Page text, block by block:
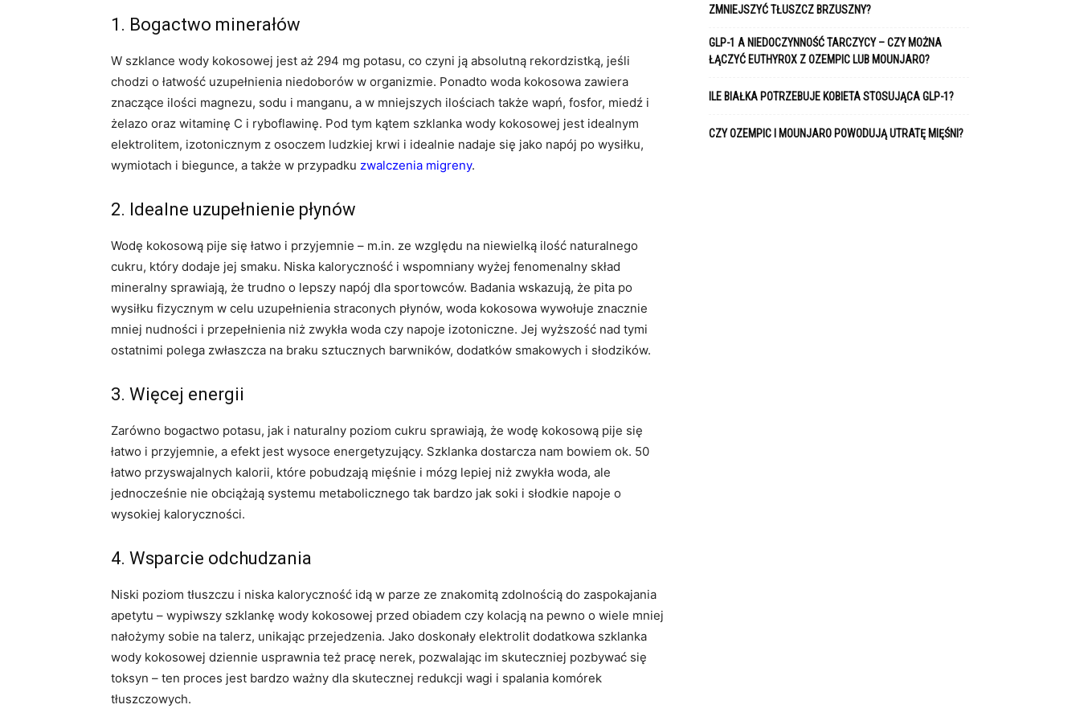
1. Bogactwo minerałów
W szklance wody kokosowej jest aż 294 mg potasu, co czyni ją absolutną rekordzistką, jeśli
chodzi o łatwość uzupełnienia niedoborów w organizmie. Ponadto woda kokosowa zawiera
znaczące ilości magnezu, sodu i manganu, a w mniejszych ilościach także wapń, fosfor, miedź i
żelazo oraz witaminę C i ryboflawinę. Pod tym kątem szklanka wody kokosowej jest idealnym
elektrolitem, izotonicznym z osoczem ludzkiej krwi i idealnie nadaje się jako napój po wysiłku,
wymiotach i biegunce, a także w przypadku zwalczenia migreny.
2. Idealne uzupełnienie płynów
Wodę kokosową pije się łatwo i przyjemnie – m.in. ze względu na niewielką ilość naturalnego
cukru, który dodaje jej smaku. Niska kaloryczność i wspomniany wyżej fenomenalny skład
mineralny sprawiają, że trudno o lepszy napój dla sportowców. Badania wskazują, że pita po
wysiłku fizycznym w celu uzupełnienia straconych płynów, woda kokosowa wywołuje znacznie
mniej nudności i przepełnienia niż zwykła woda czy napoje izotoniczne. Jej wyższość nad tymi
ostatnimi polega zwłaszcza na braku sztucznych barwników, dodatków smakowych i słodzików.
3. Więcej energii
Zarówno bogactwo potasu, jak i naturalny poziom cukru sprawiają, że wodę kokosową pije się
łatwo i przyjemnie, a efekt jest wysoce energetyzujący. Szklanka dostarcza nam bowiem ok. 50
łatwo przyswajalnych kalorii, które pobudzają mięśnie i mózg lepiej niż zwykła woda, ale
jednocześnie nie obciążają systemu metabolicznego tak bardzo jak soki i słodkie napoje o
wysokiej kaloryczności.
4. Wsparcie odchudzania
Niski poziom tłuszczu i niska kaloryczność idą w parze ze znakomitą zdolnością do zaspokajania
apetytu – wypiwszy szklankę wody kokosowej przed obiadem czy kolacją na pewno o wiele mniej
nałożymy sobie na talerz, unikając przejedzenia. Jako doskonały elektrolit dodatkowa szklanka
wody kokosowej dziennie usprawnia też pracę nerek, pozwalając im skuteczniej pozbywać się
toksyn – ten proces jest bardzo ważny dla skutecznej redukcji wagi i spalania komórek
tłuszczowych.
ZMNIEJSZYĆ TŁUSZCZ BRZUSZNY?
GLP-1 A NIEDOCZYNNOŚĆ TARCZYCY – CZY MOŻNA
ŁĄCZYĆ EUTHYROX Z OZEMPIC LUB MOUNJARO?
ILE BIAŁKA POTRZEBUJE KOBIETA STOSUJĄCA GLP-1?
CZY OZEMPIC I MOUNJARO POWODUJĄ UTRATĘ MIĘŚNI?